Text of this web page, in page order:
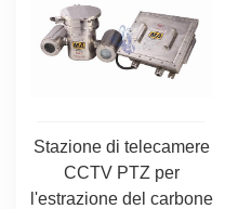
Stazione di telecamere
CCTV PTZ per
l'estrazione del carbone